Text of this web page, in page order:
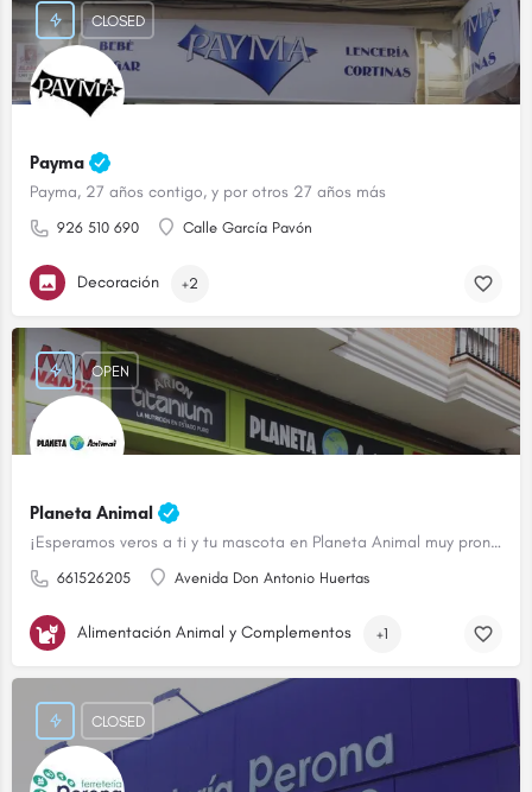
Payma
Payma, 27 años contigo, y por otros 27 años más
926 510 690 Calle García Pavón
CLOSED
Decoración +2
Planeta Animal
¡Esperamos veros a ti y tu mascota en Planeta Animal muy pronto!
661526205 Avenida Don Antonio Huertas
OPEN
Alimentación Animal y Complementos +1
CLOSED